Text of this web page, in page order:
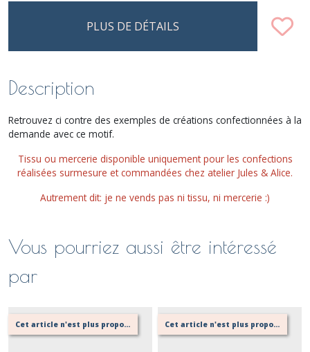
PLUS DE DÉTAILS
Description
Retrouvez ci contre des exemples de créations confectionnées à la
demande avec ce motif.
Tissu ou mercerie disponible uniquement pour les confections
réalisées surmesure et commandées chez atelier Jules & Alice.
Autrement dit: je ne vends pas ni tissu, ni mercerie :)
Vous pourriez aussi être intéressé
par
Cet article n'est plus proposé, retournez au menu principal ou contactez moi! Cet article n'est plus proposé, retournez au menu principal ou contactez moi!